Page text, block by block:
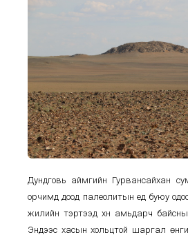
Дундговь аймгийн Гурвансайхан
орчимд доод палеолитын үед буюу
жилийн тэртээд хүн амьдарч
Эндээс хасын хольцтой шаргал